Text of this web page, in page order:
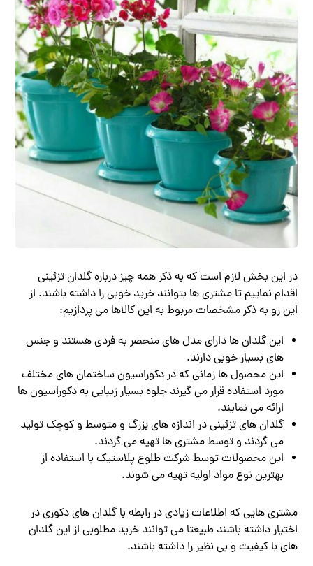
در این بخش لازم است که به ذکر همه چیز درباره گلدان تزئینی
اقدام نماییم تا مشتری ها بتوانند خرید خوبی را داشته باشند. از
این رو به ذکر مشخصات مربوط به این کالاها می پردازیم:
این گلدان ها دارای مدل های منحصر به فردی هستند و جنس
های بسیار خوبی دارند.
این محصول ها زمانی که در دکوراسیون ساختمان های مختلف
مورد استفاده قرار می گیرند جلوه بسیار زیبایی به دکوراسیون ها
ارائه می نمایند.
گلدان های تزئینی در اندازه های بزرگ و متوسط و کوچک تولید
می گردند و توسط مشتری ها تهیه می گردند.
این محصولات توسط شرکت طلوع پلاستیک با استفاده از
بهترین نوع مواد اولیه تهیه می شوند.
مشتری هایی که اطلاعات زیادی در رابطه با گلدان های دکوری در
اختیار داشته باشند طبیعتا می توانند خرید مطلوبی از این گلدان
های با کیفیت و بی نظیر را داشته باشند.